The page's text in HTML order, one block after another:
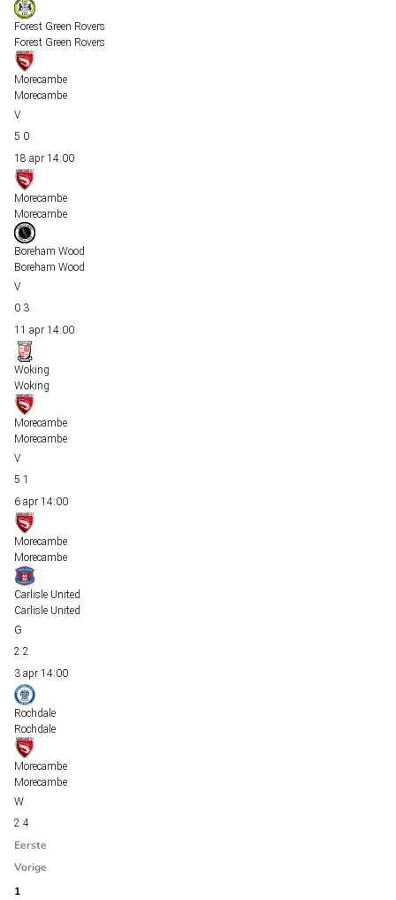
Forest Green Rovers
Forest Green Rovers
Morecambe
Morecambe
5 0
18 apr 14:00
Morecambe
Morecambe
Boreham Wood
Boreham Wood
0 3
11 apr 14:00
Woking
Woking
Morecambe
Morecambe
5 1
6 apr 14:00
Morecambe
Morecambe
Carlisle United
Carlisle United
2 2
3 apr 14:00
Rochdale
Rochdale
Morecambe
Morecambe
2 4
Eerste
Vorige
1